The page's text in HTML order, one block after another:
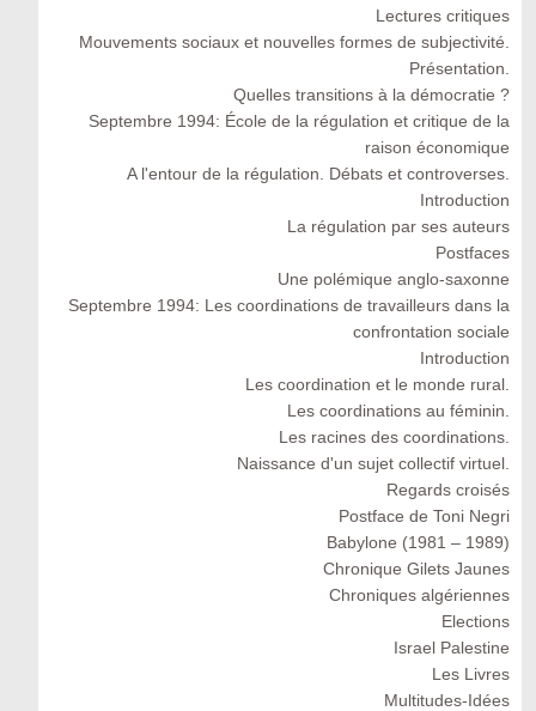
Lectures critiques
Mouvements sociaux et nouvelles formes de subjectivité.
Présentation.
Quelles transitions à la démocratie ?
Septembre 1994: École de la régulation et critique de la
raison économique
A l'entour de la régulation. Débats et controverses.
Introduction
La régulation par ses auteurs
Postfaces
Une polémique anglo-saxonne
Septembre 1994: Les coordinations de travailleurs dans la
confrontation sociale
Introduction
Les coordination et le monde rural.
Les coordinations au féminin.
Les racines des coordinations.
Naissance d'un sujet collectif virtuel.
Regards croisés
Postface de Toni Negri
Babylone (1981 – 1989)
Chronique Gilets Jaunes
Chroniques algériennes
Elections
Israel Palestine
Les Livres
Multitudes-Idées